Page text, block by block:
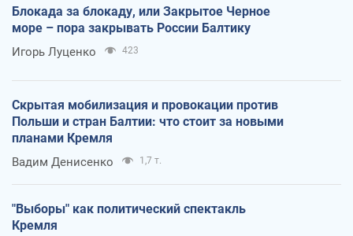
Блокада за блокаду, или Закрытое Черное
море – пора закрывать России Балтику
Игорь Луценко 423
Скрытая мобилизация и провокации против
Польши и стран Балтии: что стоит за новыми
планами Кремля
Вадим Денисенко 1,7 т.
"Выборы" как политический спектакль
Кремля